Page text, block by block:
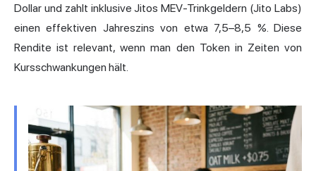
Dollar und zahlt inklusiveJitos MEV-Trinkgeldern (Jito Labs)
einen effektiven Jahreszins von etwa 7,5–8,5 %. Diese
Rendite ist relevant, wenn man den Token in Zeiten von
Kursschwankungen hält.